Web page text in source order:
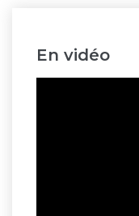
En vidéo